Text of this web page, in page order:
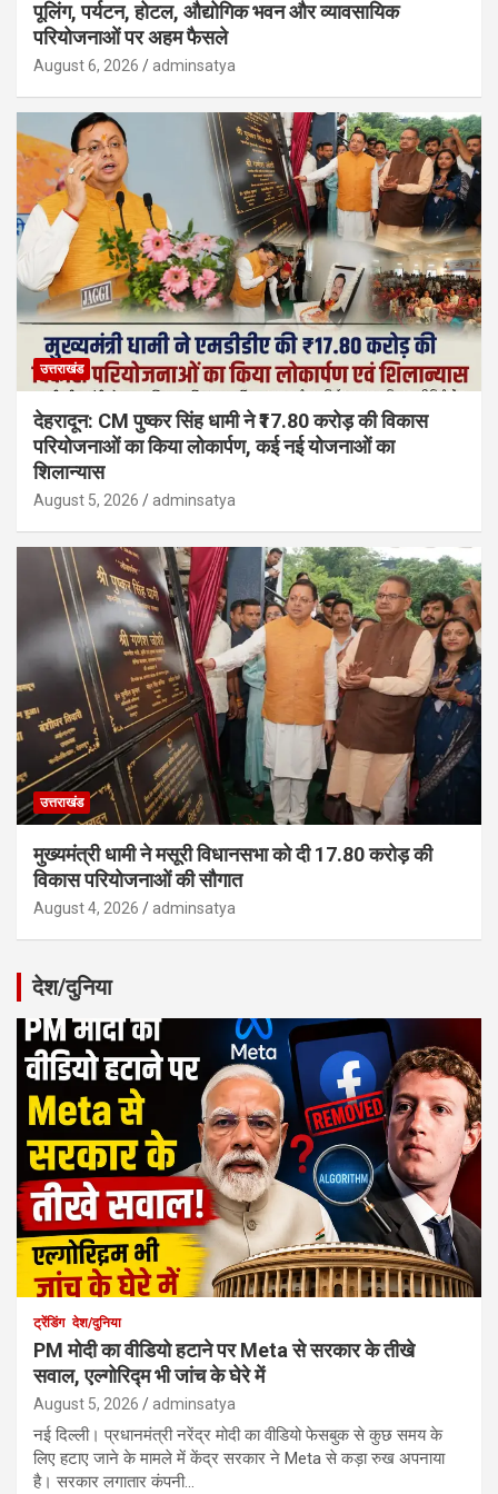
पूलिंग, पर्यटन, होटल, औद्योगिक भवन और व्यावसायिक
परियोजनाओं पर अहम फैसले
August 6, 2026 adminsatya
उत्तराखंड
देहरादून: CM पुष्कर सिंह धामी ने ₹17.80 करोड़ की विकास
परियोजनाओं का किया लोकार्पण, कई नई योजनाओं का
शिलान्यास
August 5, 2026 adminsatya
उत्तराखंड
मुख्यमंत्री धामी ने मसूरी विधानसभा को दी 17.80 करोड़ की
विकास परियोजनाओं की सौगात
August 4, 2026 adminsatya
देश/दुनिया
ट्रेंडिंग देश/दुनिया
PM मोदी का वीडियो हटाने पर Meta से सरकार के तीखे
सवाल, एल्गोरिद्म भी जांच के घेरे में
August 5, 2026 adminsatya
नई दिल्ली। प्रधानमंत्री नरेंद्र मोदी का वीडियो फेसबुक से कुछ समय के
लिए हटाए जाने के मामले में केंद्र सरकार ने Meta से कड़ा रुख अपनाया
है। सरकार लगातार कंपनी…